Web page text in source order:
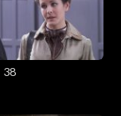
38